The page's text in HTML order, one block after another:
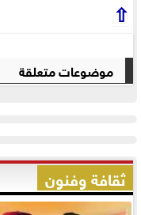
⇧
موضوعات متعلقة
ثقافة وفنون